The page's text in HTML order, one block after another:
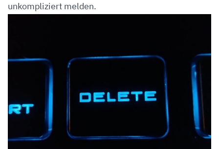
unkompliziert melden.